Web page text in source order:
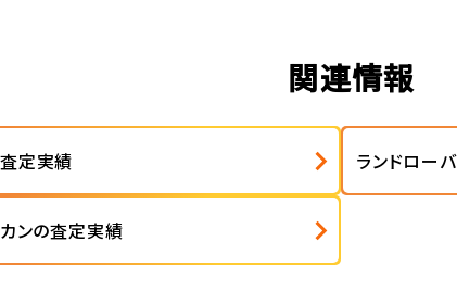
関連情報
定実績 ランドロー
カンの査定実績